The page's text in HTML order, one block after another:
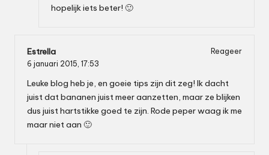
hopelijk iets beter! 🙂
Estrella
Reageer
6 januari 2015, 17:53
Leuke blog heb je, en goeie tips zijn dit zeg! Ik dacht
juist dat bananen juist meer aanzetten, maar ze blijken
dus juist hartstikke goed te zijn. Rode peper waag ik me
maar niet aan 🙂